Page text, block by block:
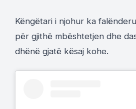
Këngëtari i njohur ka
për gjithë mbështetjen dhe
dhënë gjatë kësaj kohe.